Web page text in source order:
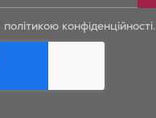
конфіденційності.